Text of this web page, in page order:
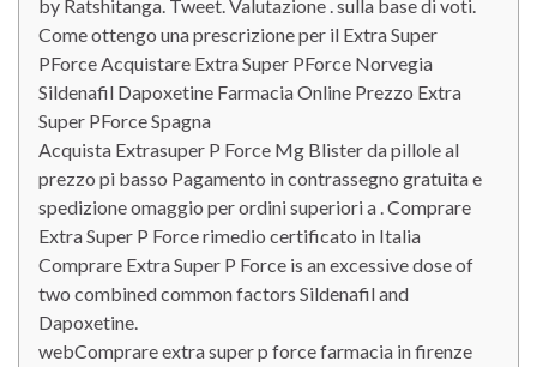
by Ratshitanga. Tweet. Valutazione . sulla base di voti.
Come ottengo una prescrizione per il Extra Super
PForce Acquistare Extra Super PForce Norvegia
Sildenafil Dapoxetine Farmacia Online Prezzo Extra
Super PForce Spagna
Acquista Extrasuper P Force Mg Blister da pillole al
prezzo pi basso Pagamento in contrassegno gratuita e
spedizione omaggio per ordini superiori a . Comprare
Extra Super P Force rimedio certificato in Italia
Comprare Extra Super P Force is an excessive dose of
two combined common factors Sildenafil and
Dapoxetine.
webComprare extra super p force farmacia in firenze